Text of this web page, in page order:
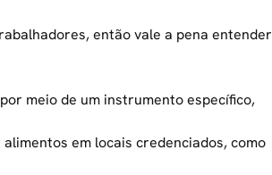
então vale a pena entender
meio de um instrumento específico,
em locais credenciados, como